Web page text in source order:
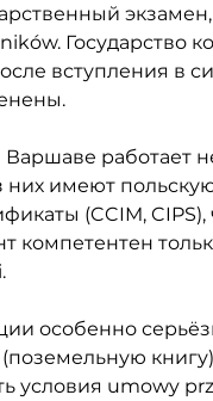
Государство
вступления в
Варшаве работает
имеют
(CCIM,
компетентен
особенно
условия umowy